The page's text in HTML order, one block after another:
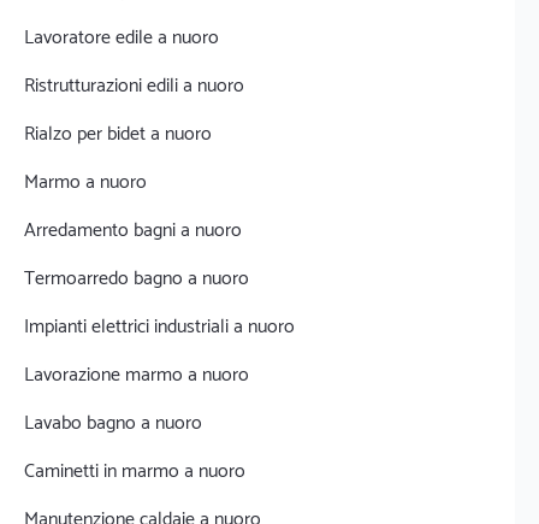
Lavoratore edile a nuoro
Ristrutturazioni edili a nuoro
Rialzo per bidet a nuoro
Marmo a nuoro
Arredamento bagni a nuoro
Termoarredo bagno a nuoro
Impianti elettrici industriali a nuoro
Lavorazione marmo a nuoro
Lavabo bagno a nuoro
Caminetti in marmo a nuoro